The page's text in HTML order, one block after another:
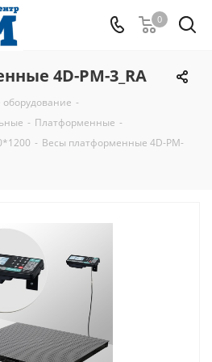
0
4D-PM-3_RA
оборудование -
- Платформенные -
- Весы платформенные 4D-PM-